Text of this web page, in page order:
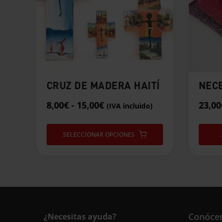
CRUZ DE MADERA HAITÍ
8,00€ - 15,00€Rango
precios:
desde
15,00€
(IVA incluido)
SELECCIONAR OPCIONES
opciones
pueden
elegir
página
23,00
¿Necesitas ayuda?